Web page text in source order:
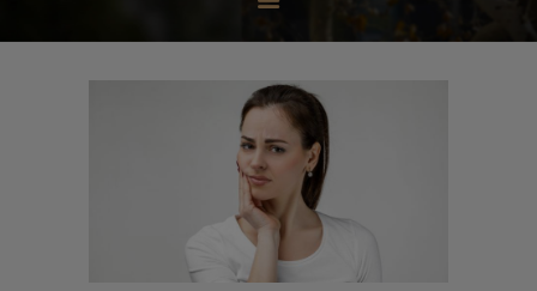
NOVEDADES
CONTACTO